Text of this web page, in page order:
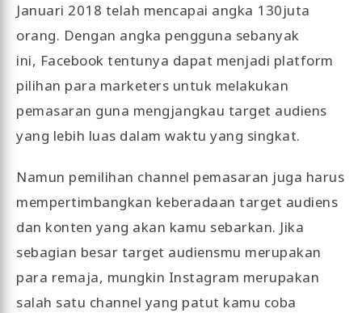
Januari 2018 telah mencapai angka 130juta
orang. Dengan angka pengguna sebanyak
ini, Facebook tentunya dapat menjadi platform
pilihan para marketers untuk melakukan
pemasaran guna mengjangkau target audiens
yang lebih luas dalam waktu yang singkat.
Namun pemilihan channel pemasaran juga harus
mempertimbangkan keberadaan target audiens
dan konten yang akan kamu sebarkan. Jika
sebagian besar target audiensmu merupakan
para remaja, mungkin Instagram merupakan
salah satu channel yang patut kamu coba